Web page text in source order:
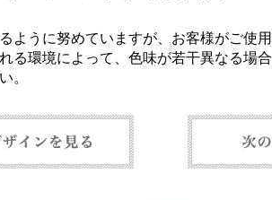
ように努めていますが、お客様がご使用
る環境によって、色味が若干異なる場合
。